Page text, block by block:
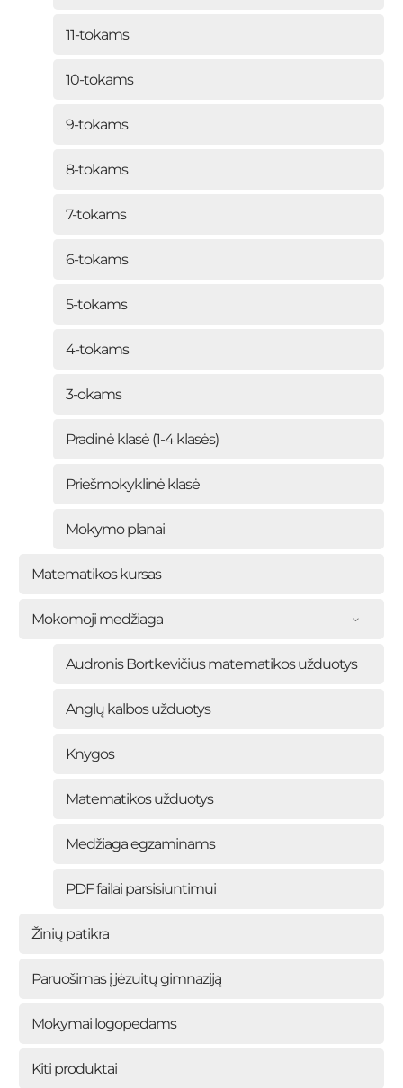
11-tokams
10-tokams
9-tokams
8-tokams
7-tokams
6-tokams
5-tokams
4-tokams
3-okams
Pradinė klasė (1-4 klasės)
Priešmokyklinė klasė
Mokymo planai
Matematikos kursas
Mokomoji medžiaga
Audronis Bortkevičius matematikos užduotys
Anglų kalbos užduotys
Knygos
Matematikos užduotys
Medžiaga egzaminams
PDF failai parsisiuntimui
Žinių patikra
Paruošimas į jėzuitų gimnaziją
Mokymai logopedams
Kiti produktai